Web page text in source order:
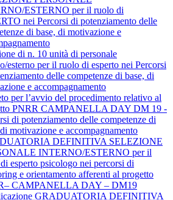
ESTERNO per il ruolo di
nei Percorsi di potenziamento delle
di base, di motivazione e
di n. 10 unità di personale
esterno per il ruolo di esperto nei Percorsi
delle competenze di base, di
e accompagnamento
per l’avvio del procedimento relativo al
PNRR CAMPANELLA DAY DM 19 -
di potenziamento delle competenze di
motivazione e accompagnamento
DEFINITIVA SELEZIONE
INTERNO/ESTERNO per il
esperto psicologo nei percorsi di
e orientamento afferenti al progetto
CAMPANELLA DAY – DM19
GRADUATORIA DEFINITIVA